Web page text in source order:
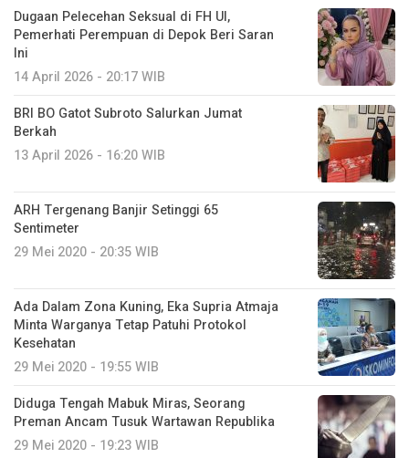
Dugaan Pelecehan Seksual di FH UI,
Pemerhati Perempuan di Depok Beri Saran
Ini
14 April 2026 - 20:17 WIB
BRI BO Gatot Subroto Salurkan Jumat
Berkah
13 April 2026 - 16:20 WIB
ARH Tergenang Banjir Setinggi 65
Sentimeter
29 Mei 2020 - 20:35 WIB
Ada Dalam Zona Kuning, Eka Supria Atmaja
Minta Warganya Tetap Patuhi Protokol
Kesehatan
29 Mei 2020 - 19:55 WIB
Diduga Tengah Mabuk Miras, Seorang
Preman Ancam Tusuk Wartawan Republika
29 Mei 2020 - 19:23 WIB